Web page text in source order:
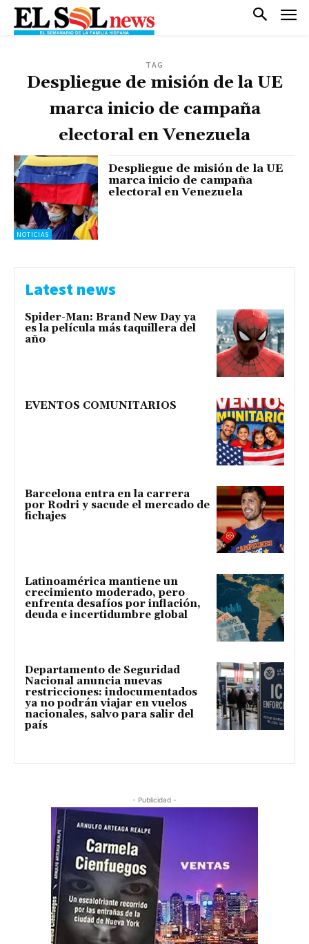
TAG
Despliegue de misión de la UE
marca inicio de campaña
electoral en Venezuela
NOTICIAS
Despliegue de misión de la UE
marca inicio de campaña
electoral en Venezuela
Latest news
Spider-Man: Brand New Day ya
es la película más taquillera del
año
EVENTOS COMUNITARIOS
Barcelona entra en la carrera
por Rodri y sacude el mercado de
fichajes
Latinoamérica mantiene un
crecimiento moderado, pero
enfrenta desafíos por inflación,
deuda e incertidumbre global
Departamento de Seguridad
Nacional anuncia nuevas
restricciones: indocumentados
ya no podrán viajar en vuelos
nacionales, salvo para salir del
país
- Publicidad -